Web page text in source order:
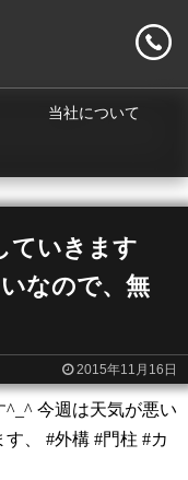
当社について
ていきます
なので、無
2015年11月16日
今週は天気が悪い
、 #外構 #門柱 #カ